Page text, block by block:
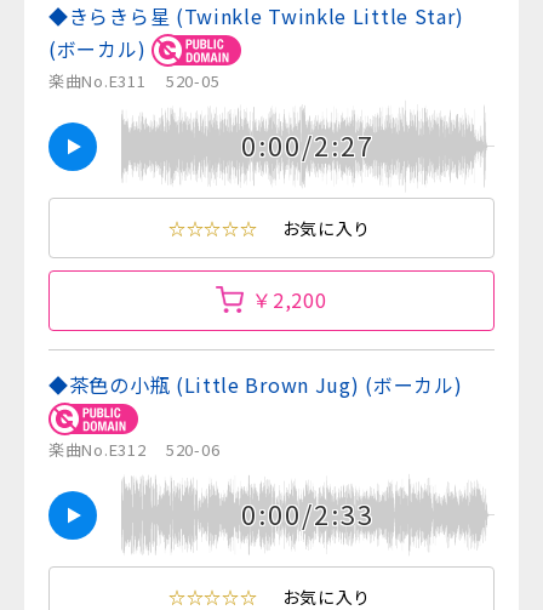
◆きらきら星 (Twinkle Twinkle Little Star)
(ボーカル)
楽曲No.E311 520-05
0:00/2:27
☆☆☆☆☆ お気に入り
￥2,200
◆茶色の小瓶 (Little Brown Jug) (ボーカル)
楽曲No.E312 520-06
0:00/2:33
☆☆☆☆☆ お気に入り